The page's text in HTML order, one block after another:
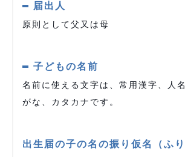
届出人
原則として父又は母
子どもの名前
名前に使える文字は、常用漢字、人
がな、カタカナです。
出生届の子の名の振り仮名（ふ